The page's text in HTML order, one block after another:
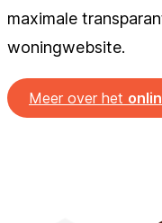
maximale
woningwebsite.
Meer over het